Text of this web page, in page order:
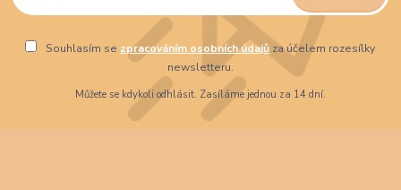
Souhlasím se zpracováním osobních údajů za účelem rozesílky
newsletteru.
Můžete se kdykoli odhlásit. Zasíláme jednou za 14 dní.